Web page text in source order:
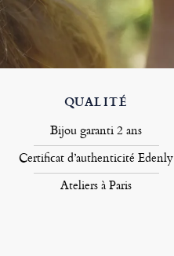
QUALITÉ
Bijou garanti 2 ans
Certificat d’authenticité Edenly
Ateliers à Paris